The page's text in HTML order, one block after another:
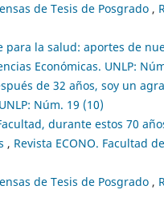
de Tesis de Posgrado ,
para la salud: aportes de
Económicas. UNLP:
de 32 años, soy un
Núm. 19 (10)
durante estos 70
, Revista ECONO. Facultad
de Tesis de Posgrado ,